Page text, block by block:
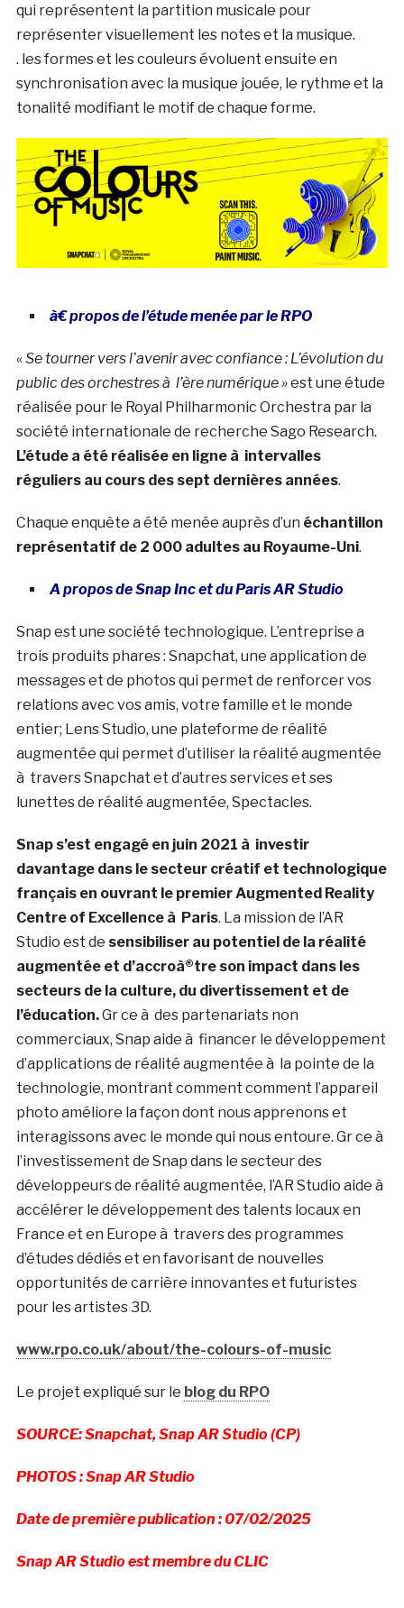
qui représentent la partition musicale pour
représenter visuellement les notes et la musique.
. les formes et les couleurs évoluent ensuite en
synchronisation avec la musique jouée, le rythme et la
tonalité modifiant le motif de chaque forme.
à€ propos de l’étude menée par le RPO
«Se tourner vers l’avenir avec confiance : L’évolution du
public des orchestres à l’ère numérique »est une étude
réalisée pour le Royal Philharmonic Orchestra par la
société internationale de recherche Sago Research.
L’étude a été réalisée en ligne à intervalles
réguliers au cours des sept dernières années.
Chaque enquête a été menée auprès d’un échantillon
représentatif de 2 000 adultes au Royaume-Uni.
A propos de Snap Inc et du Paris AR Studio
Snap est une société technologique. L’entreprise a
trois produits phares : Snapchat, une application de
messages et de photos qui permet de renforcer vos
relations avec vos amis, votre famille et le monde
entier; Lens Studio, une plateforme de réalité
augmentée qui permet d’utiliser la réalité augmentée
à travers Snapchat et d’autres services et ses
lunettes de réalité augmentée, Spectacles.
Snap s’est engagé en juin 2021 à investir
davantage dans le secteur créatif et technologique
français en ouvrant le premier Augmented Reality
Centre of Excellence à Paris. La mission de l’AR
Studio est de sensibiliser au potentiel de la réalité
augmentée et d’accroà®tre son impact dans les
secteurs de la culture, du divertissement et de
l’éducation.Gr ce à des partenariats non
commerciaux, Snap aide à financer le développement
d’applications de réalité augmentée à la pointe de la
technologie, montrant comment comment l’appareil
photo améliore la façon dont nous apprenons et
interagissons avec le monde qui nous entoure. Gr ce à
l’investissement de Snap dans le secteur des
développeurs de réalité augmentée, l’AR Studio aide à
accélérer le développement des talents locaux en
France et en Europe à travers des programmes
d’études dédiés et en favorisant de nouvelles
opportunités de carrière innovantes et futuristes
pour les artistes 3D.
www.rpo.co.uk/about/the-colours-of-music
Le projet expliqué sur le blog du RPO
SOURCE: Snapchat, Snap AR Studio (CP)
PHOTOS : Snap AR Studio
Date de première publication : 07/02/2025
Snap AR Studio est membre du CLIC